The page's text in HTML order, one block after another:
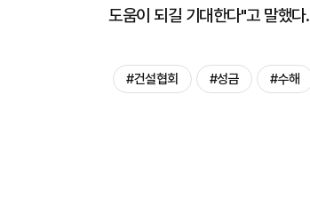
도움이 되길 기대한다"고 말했다.
#건설협회 #성금 #수해